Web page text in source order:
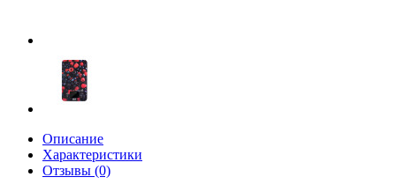
Описание
Характеристики
Отзывы (0)